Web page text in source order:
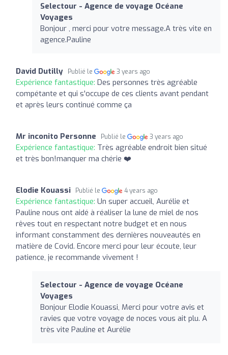
Selectour - Agence de voyage Océane
Voyages
Bonjour , merci pour votre message.A très vite en
agence.Pauline
David Dutilly Publié le 3 years ago
Expérience fantastique: Des personnes très agréable
compétante et qui s'occupe de ces clients avant pendant
et après leurs continué comme ça
Mr inconito Personne Publié le 3 years ago
Expérience fantastique: Très agréable endroit bien situé
et très bon!manquer ma chérie ❤️
Elodie Kouassi Publié le 4 years ago
Expérience fantastique: Un super accueil, Aurélie et
Pauline nous ont aidé à réaliser la lune de miel de nos
rêves tout en respectant notre budget et en nous
informant constamment des dernières nouveautés en
matière de Covid. Encore merci pour leur écoute, leur
patience, je recommande vivement !
Selectour - Agence de voyage Océane
Voyages
Bonjour Elodie Kouassi, Merci pour votre avis et
ravies que votre voyage de noces vous ait plu. A
très vite Pauline et Aurélie